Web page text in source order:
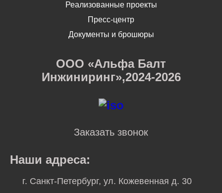
Реализованные проекты
Пресс-центр
Документы и брошюры
ООО «Альфа Балт
Инжиниринг»,2024-2026
Заказать звонок
Наши адреса:
г. Санкт-Петербург, ул. Кожевенная д. 30